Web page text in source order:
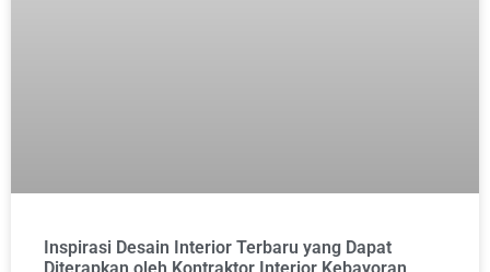
Inspirasi Desain Interior Terbaru yang Dapat
Diterapkan oleh Kontraktor Interior Kebayoran